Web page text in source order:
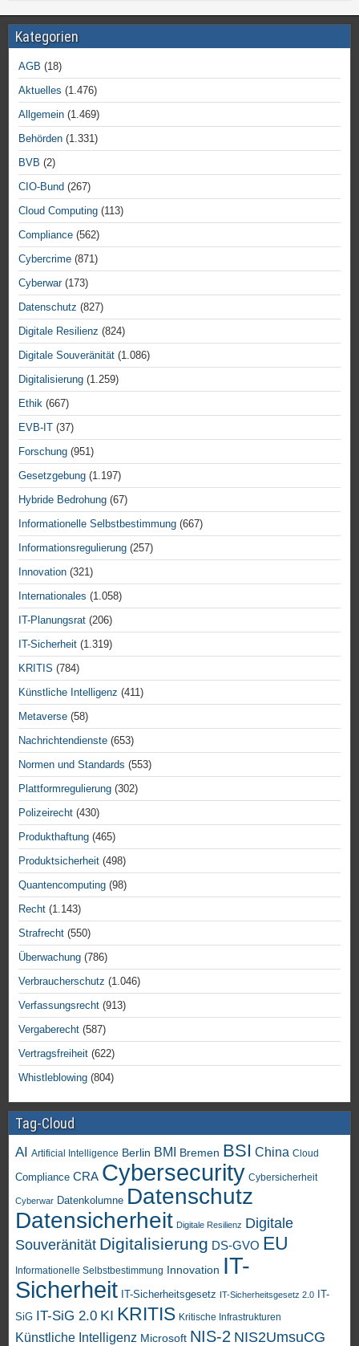
Kategorien
AGB (18)
Aktuelles (1.476)
Allgemein (1.469)
Behörden (1.331)
BVB (2)
CIO-Bund (267)
Cloud Computing (113)
Compliance (562)
Cybercrime (871)
Cyberwar(173)
Datenschutz (827)
Digitale Resilienz (824)
Digitale Souveränität (1.086)
Digitalisierung (1.259)
Ethik (667)
EVB-IT (37)
Forschung (951)
Gesetzgebung (1.197)
Hybride Bedrohung (67)
Informationelle Selbstbestimmung (667)
Informationsregulierung (257)
Innovation (321)
Internationales (1.058)
IT-Planungsrat (206)
IT-Sicherheit (1.319)
KRITIS (784)
Künstliche Intelligenz (411)
Metaverse (58)
Nachrichtendienste (653)
Normen und Standards (553)
Plattformregulierung (302)
Polizeirecht (430)
Produkthaftung (465)
Produktsicherheit (498)
Quantencomputing (98)
Recht (1.143)
Strafrecht (550)
Überwachung (786)
Verbraucherschutz (1.046)
Verfassungsrecht (913)
Vergaberecht (587)
Vertragsfreiheit (622)
Whistleblowing (804)
Tag-Cloud
AI Artificial Intelligence Berlin BMI Bremen BSI China Cloud
Compliance CRA Cybersecurity Cybersicherheit
Cyberwar Datenkolumne Datenschutz
Datensicherheit Digitale Resilienz Digitale
Souveränität Digitalisierung DS-GVO EU
Informationelle Selbstbestimmung Innovation IT-
Sicherheit IT-Sicherheitsgesetz IT-Sicherheitsgesetz 2.0
IT-
SiG IT-SiG 2.0 KI KRITIS Kritische Infrastrukturen
Künstliche Intelligenz Microsoft NIS-2 NIS2UmsuCG